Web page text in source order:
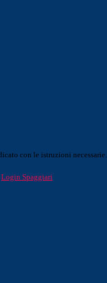
con le istruzioni necessarie.
Login Spaggiari